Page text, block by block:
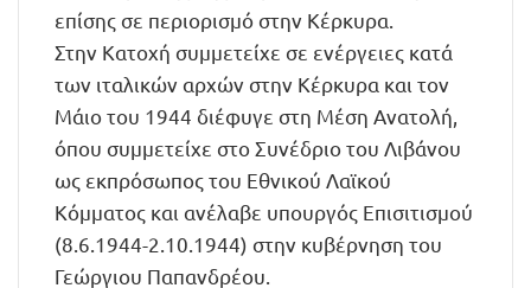
επίσης σε περιορισμό στην Κέρκυρα.
Στην Κατοχή συμμετείχε σε ενέργειες κατά
των ιταλικών αρχών στην Κέρκυρα και τον
Μάιο του 1944 διέφυγε στη Μέση Ανατολή,
όπου συμμετείχε στο Συνέδριο του Λιβάνου
ως εκπρόσωπος του Εθνικού Λαϊκού
Κόμματος και ανέλαβε υπουργός Επισιτισμού
(8.6.1944-2.10.1944) στην κυβέρνηση του
Γεώργιου Παπανδρέου.